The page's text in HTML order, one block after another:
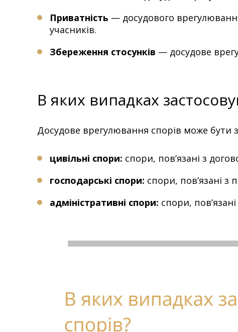
Приватність — досудового
учасників.
Збереження стосунків — досудове
В яких випадках
Досудове врегулювання спорів може бути
цивільні спори: спори, пов’язані з
господарські спори: спори, пов’язані з
адміністративні спори: спори,